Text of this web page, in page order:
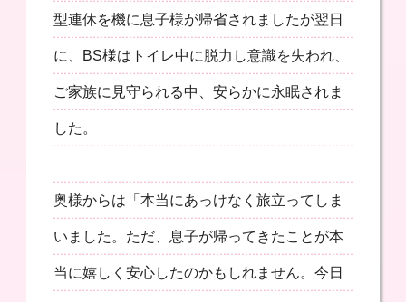
型連休を機に息子様が帰省されましたが翌日
に、BS様はトイレ中に脱力し意識を失われ、
ご家族に見守られる中、安らかに永眠されま
した。
奥様からは「本当にあっけなく旅立ってしま
いました。ただ、息子が帰ってきたことが本
当に嬉しく安心したのかもしれません。今日